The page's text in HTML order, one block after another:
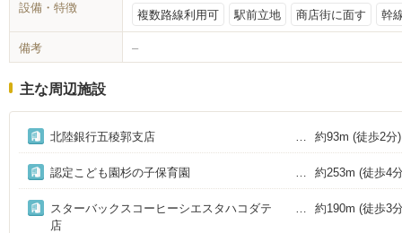
設備・特徴
複数路線利用可 駅前立地 商店街に面す 幹
備考 –
主な周辺施設
北陸銀行五稜郭支店 約93m (徒歩2分)
認定こども園杉の子保育園 約253m (徒歩4
スターバックスコーヒーシエスタハコダテ
店
約190m (徒歩3